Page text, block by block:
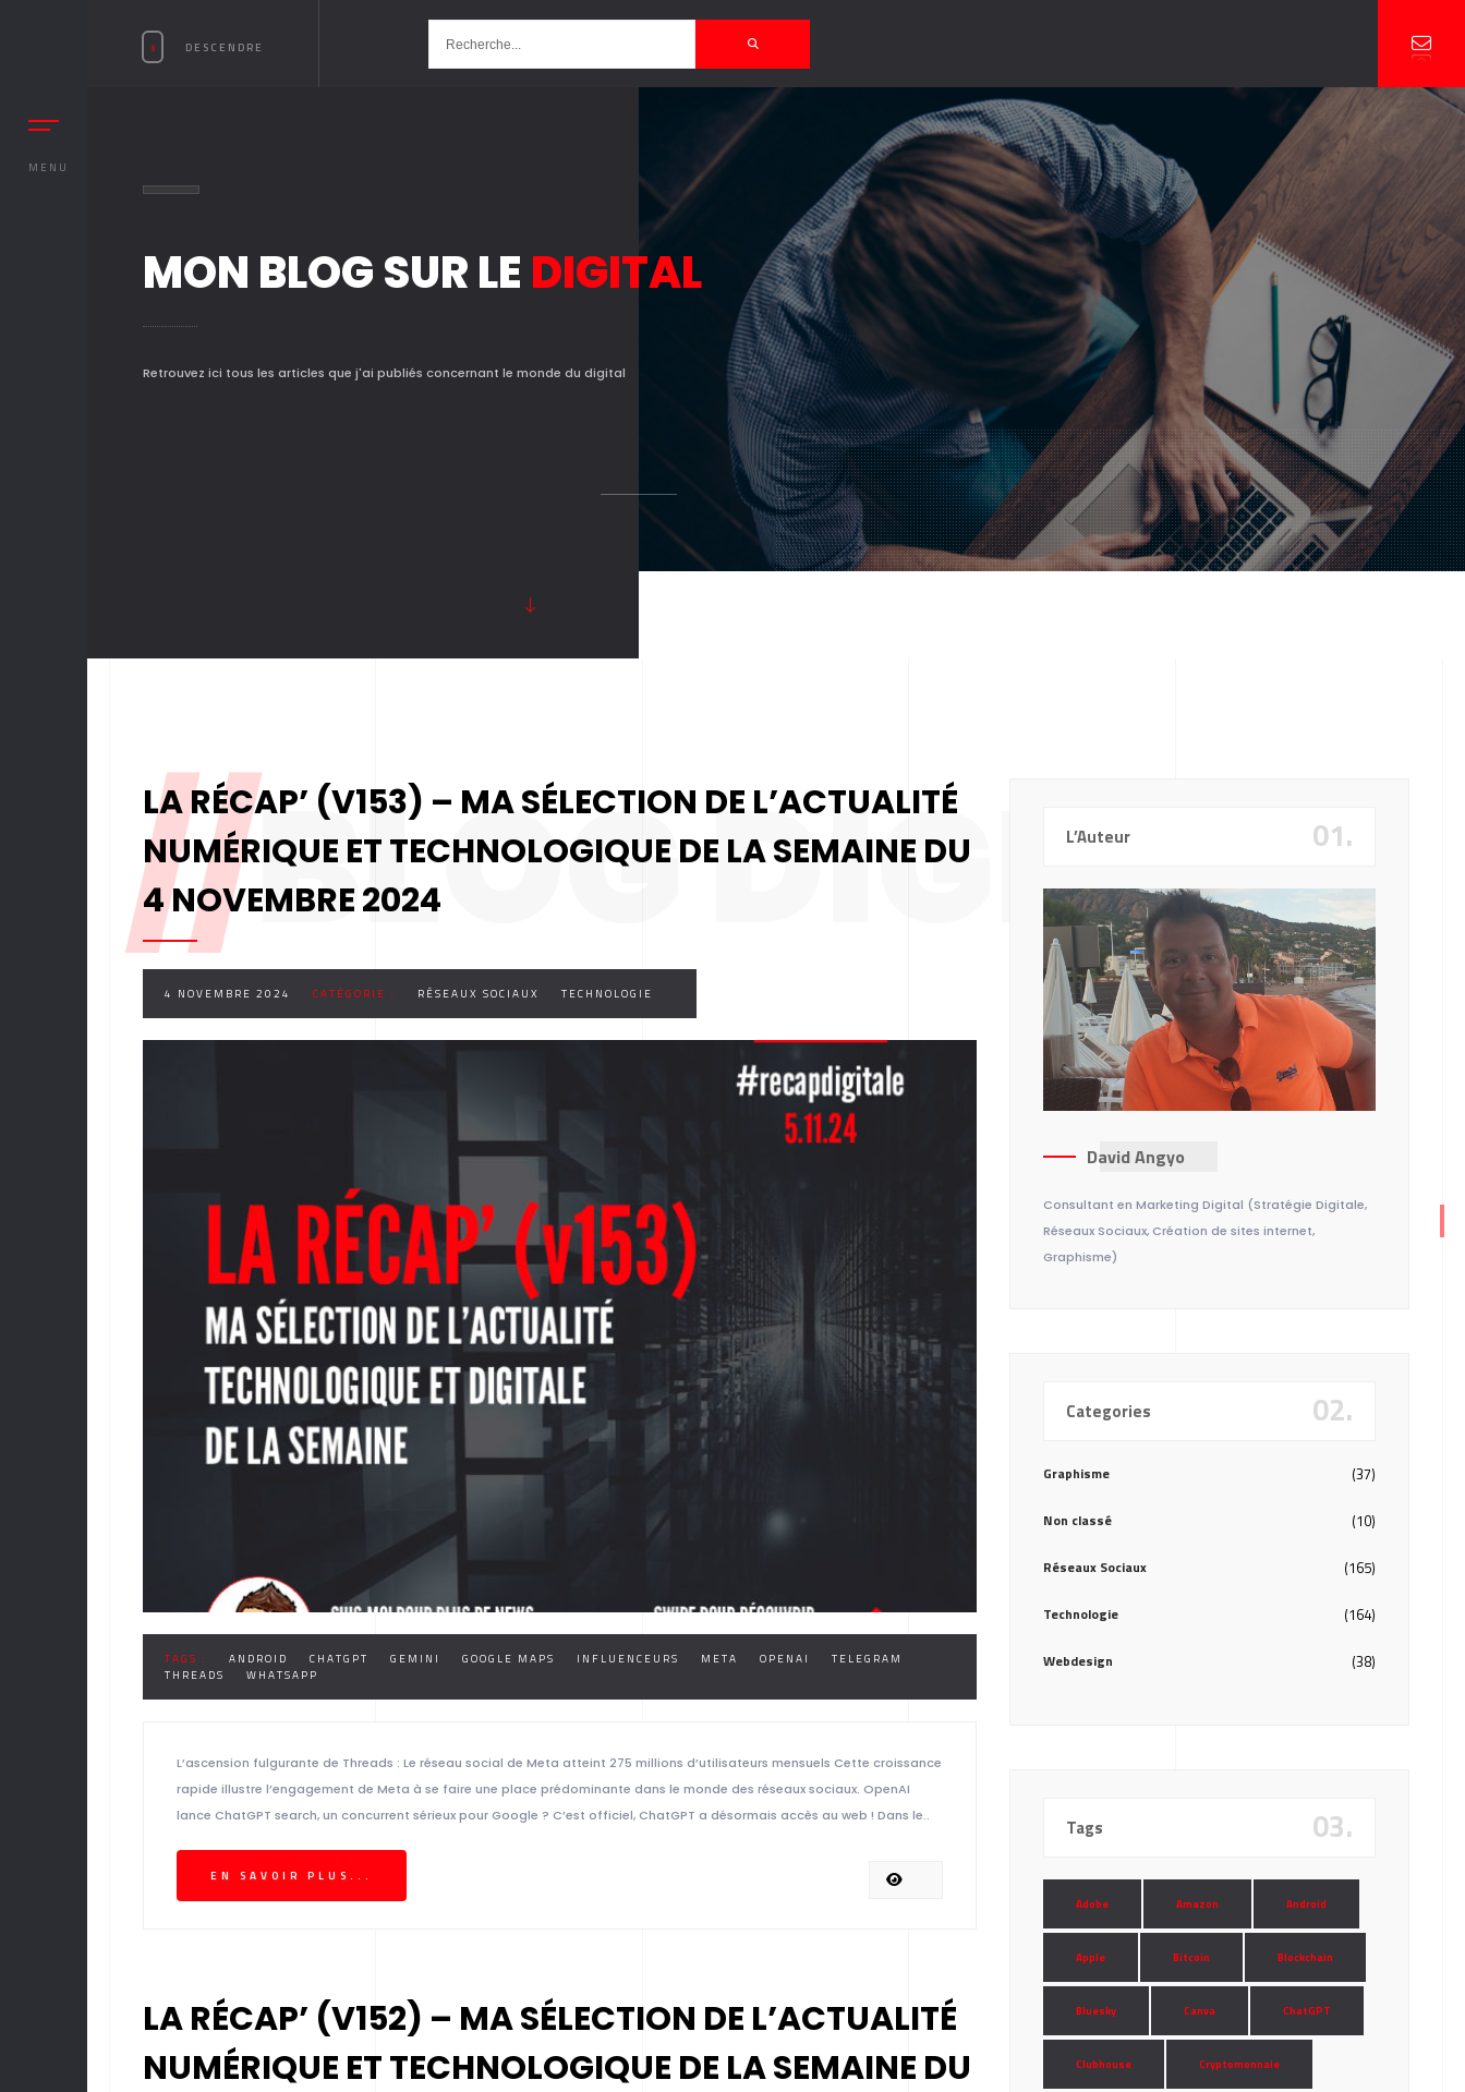
MENU
MON BLOG SUR LE DIGITAL
Retrouvez ici tous les articles que j'ai publiés concernant le monde du digital
DESCENDRE
//BLOG DIGITAL
LA RÉCAP’ (V153) – MA SÉLECTION DE L’ACTUALITÉ
NUMÉRIQUE ET TECHNOLOGIQUE DE LA SEMAINE DU
4 NOVEMBRE 2024
4 NOVEMBRE 2024 CATÉGORIE : RÉSEAUX SOCIAUX TECHNOLOGIE
TAGS : ANDROID CHATGPT GEMINI GOOGLE MAPS INFLUENCEURS META OPENAI
TELEGRAM
THREADS
WHATSAPP
L’ascension fulgurante de Threads : Le réseau social de Meta atteint 275 millions d’utilisateurs mensuels Cette croissance
rapide illustre l’engagement de Meta à se faire une place prédominante dans le monde des réseaux sociaux. OpenAI
lance ChatGPT search, un concurrent sérieux pour Google ? C’est officiel, ChatGPT a désormais accès au web ! Dans le..
EN SAVOIR PLUS...
LA RÉCAP’ (V152) – MA SÉLECTION DE L’ACTUALITÉ
NUMÉRIQUE ET TECHNOLOGIQUE DE LA SEMAINE DU
L’Auteur 01.
David Angyo
Consultant en Marketing Digital (Stratégie Digitale,
Réseaux Sociaux, Création de sites internet,
Graphisme)
Categories 02.
Graphisme (37)
Non classé (10)
Réseaux Sociaux (165)
Technologie (164)
Webdesign (38)
Tags 03.
Adobe Amazon Android
Apple Bitcoin Blockchain
Bluesky Canva ChatGPT
Clubhouse Cryptomonnaie